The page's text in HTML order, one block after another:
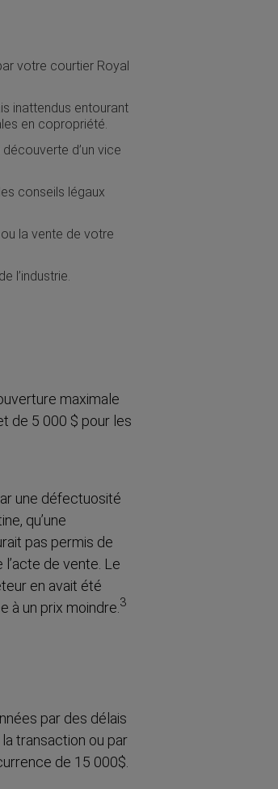
votre courtier Royal
inattendus entourant
en copropriété.
d’un vice
conseils légaux
la vente de votre
l’industrie.
maximale
de 5 000 $ pour les
une défectuosité
qu’une
pas permis de
de vente. Le
en avait été
à un prix moindre. 3
par des délais
transaction ou par
de 15 000$.